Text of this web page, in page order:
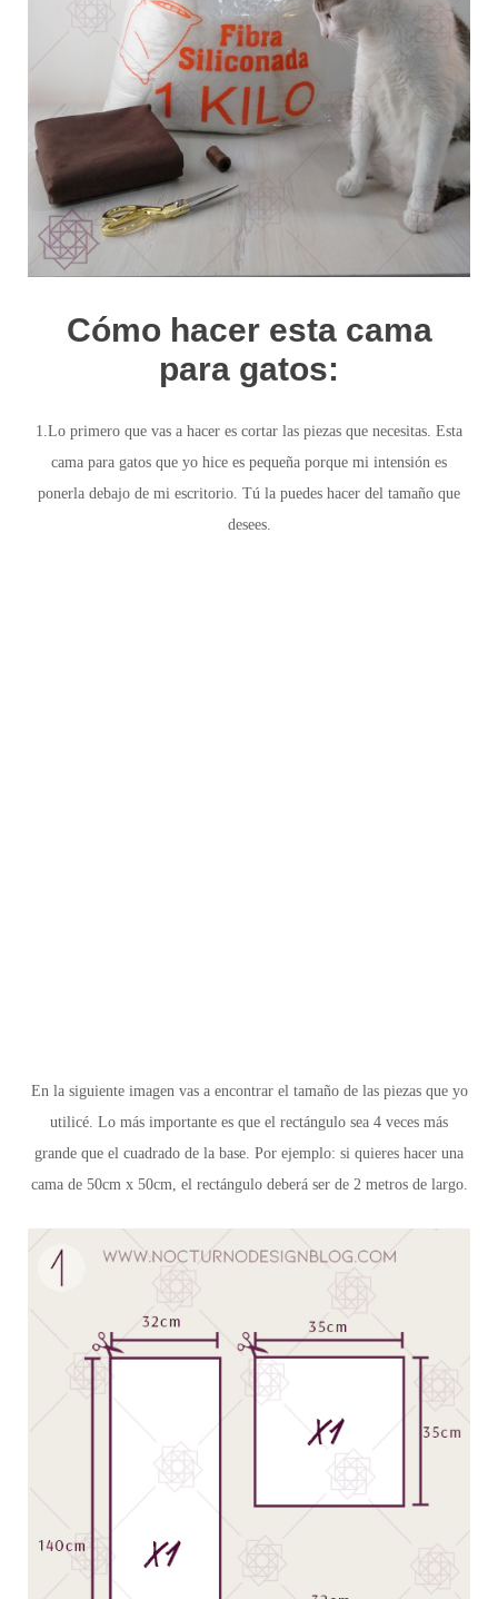
Cómo hacer esta cama
para gatos:
1.Lo primero que vas a hacer es cortar las piezas que necesitas. Esta
cama para gatos que yo hice es pequeña porque mi intensión es
ponerla debajo de mi escritorio. Tú la puedes hacer del tamaño que
desees.
En la siguiente imagen vas a encontrar el tamaño de las piezas que yo
utilicé. Lo más importante es que el rectángulo sea 4 veces más
grande que el cuadrado de la base. Por ejemplo: si quieres hacer una
cama de 50cm x 50cm, el rectángulo deberá ser de 2 metros de largo.